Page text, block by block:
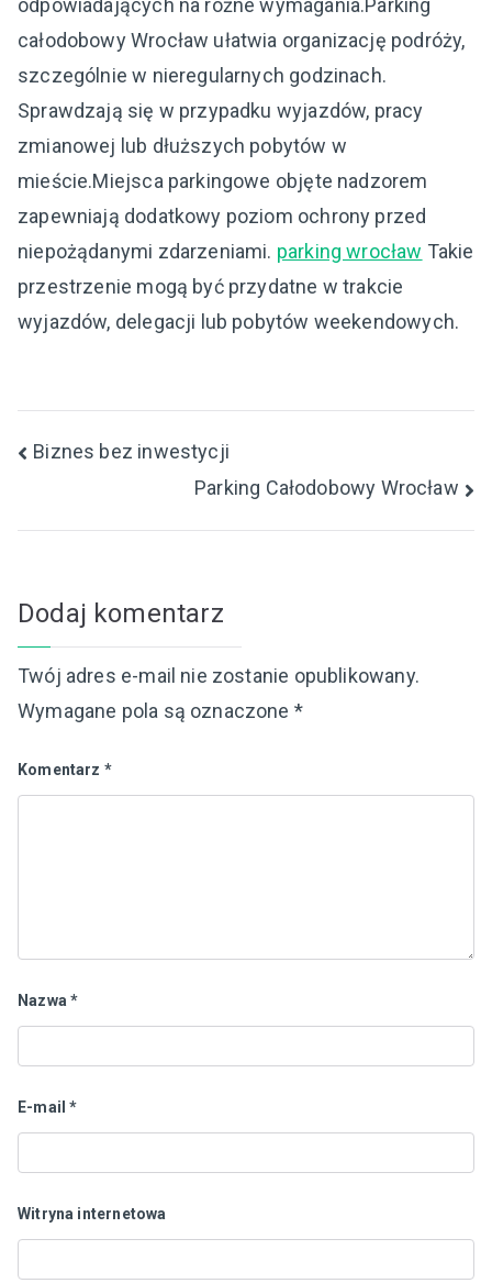
odpowiadających na różne wymagania.Parking
całodobowy Wrocław ułatwia organizację podróży,
szczególnie w nieregularnych godzinach.
Sprawdzają się w przypadku wyjazdów, pracy
zmianowej lub dłuższych pobytów w
mieście.Miejsca parkingowe objęte nadzorem
zapewniają dodatkowy poziom ochrony przed
niepożądanymi zdarzeniami. parking wrocław Takie
przestrzenie mogą być przydatne w trakcie
wyjazdów, delegacji lub pobytów weekendowych.
Nawigacja
Biznes bez inwestycji
Parking Całodobowy Wrocław
Dodaj komentarz
Twój adres e-mail nie zostanie opublikowany.
Wymagane pola są oznaczone *
Komentarz *
Nazwa*
E-mail*
Witryna internetowa